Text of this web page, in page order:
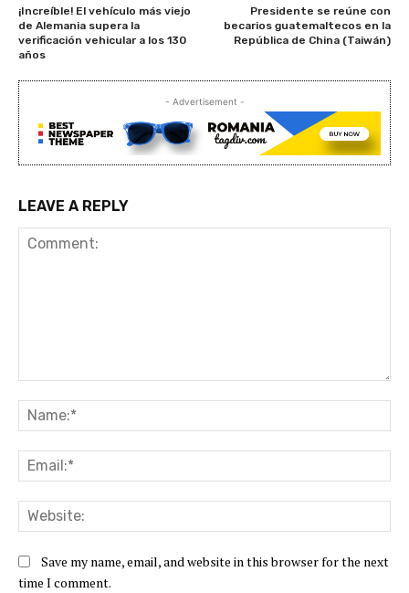
¡Increíble! El vehículo más viejo
de Alemania supera la
verificación vehicular a los 130
años
Presidente se reúne con
becarios guatemaltecos en la
República de China (Taiwán)
- Advertisement -
LEAVE A REPLY
Save my name, email, and website in this browser for the next
time I comment.